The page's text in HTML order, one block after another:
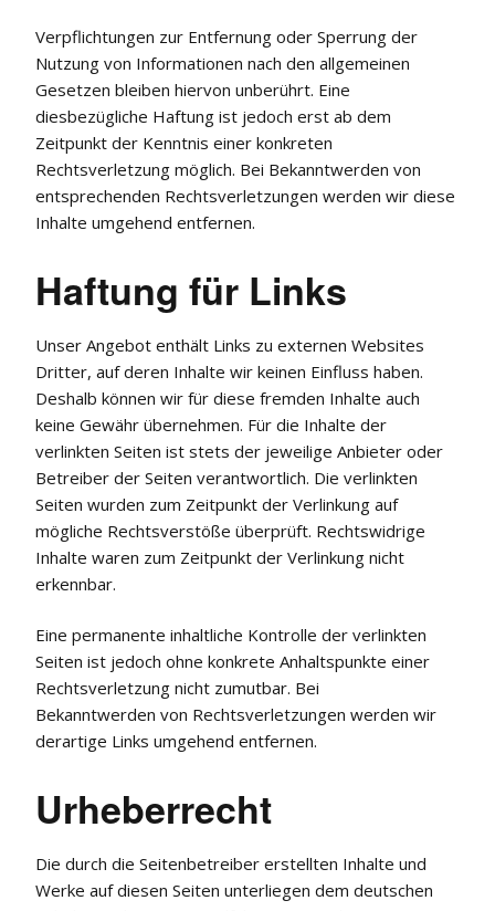
Verpflichtungen zur Entfernung oder Sperrung der
Nutzung von Informationen nach den allgemeinen
Gesetzen bleiben hiervon unberührt. Eine
diesbezügliche Haftung ist jedoch erst ab dem
Zeitpunkt der Kenntnis einer konkreten
Rechtsverletzung möglich. Bei Bekanntwerden von
entsprechenden Rechtsverletzungen werden wir diese
Inhalte umgehend entfernen.
Haftung für Links
Unser Angebot enthält Links zu externen Websites
Dritter, auf deren Inhalte wir keinen Einfluss haben.
Deshalb können wir für diese fremden Inhalte auch
keine Gewähr übernehmen. Für die Inhalte der
verlinkten Seiten ist stets der jeweilige Anbieter oder
Betreiber der Seiten verantwortlich. Die verlinkten
Seiten wurden zum Zeitpunkt der Verlinkung auf
mögliche Rechtsverstöße überprüft. Rechtswidrige
Inhalte waren zum Zeitpunkt der Verlinkung nicht
erkennbar.
Eine permanente inhaltliche Kontrolle der verlinkten
Seiten ist jedoch ohne konkrete Anhaltspunkte einer
Rechtsverletzung nicht zumutbar. Bei
Bekanntwerden von Rechtsverletzungen werden wir
derartige Links umgehend entfernen.
Urheberrecht
Die durch die Seitenbetreiber erstellten Inhalte und
Werke auf diesen Seiten unterliegen dem deutschen